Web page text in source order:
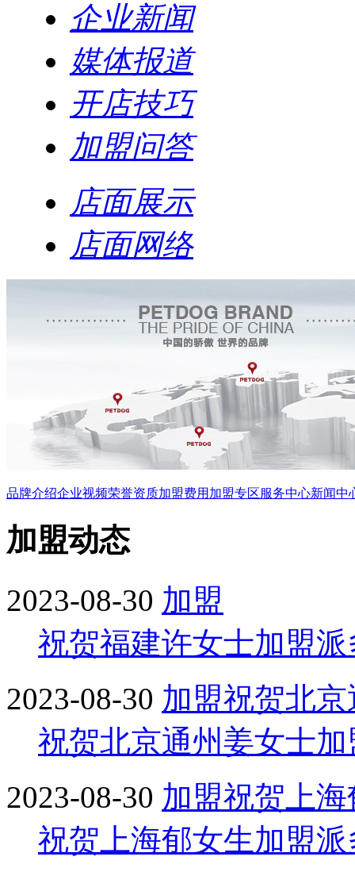
企业新闻
媒体报道
开店技巧
加盟问答
店面展示
店面网络
品牌介绍企业视频荣誉资质加盟费用 加盟专区服务中心新闻中
加盟动态
2023-08-30 加盟
祝贺福建许女士加盟
2023-08-30 加盟祝贺北
祝贺北京通州姜女士
2023-08-30 加盟祝贺上
祝贺上海郁女生加盟